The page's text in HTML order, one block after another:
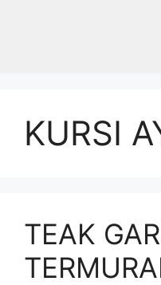
KURSI
TEAK